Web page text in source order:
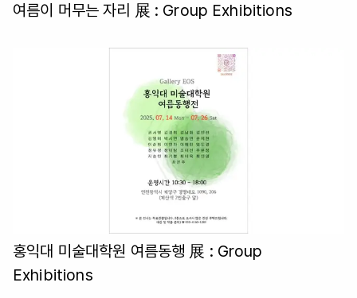
여름이 머무는 자리 展 : Group Exhibitions
홍익대 미술대학원 여름동행 展 : Group
Exhibitions